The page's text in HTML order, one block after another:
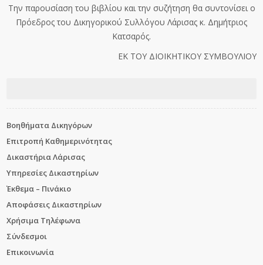
Την παρουσίαση του βιβλίου και την συζήτηση θα συντονίσει ο
Πρόεδρος του Δικηγορικού Συλλόγου Λάρισας κ. Δημήτριος
Κατσαρός.
ΕΚ ΤΟΥ ΔΙΟΙΚΗΤΙΚΟΥ ΣΥΜΒΟΥΛΙΟΥ
Βοηθήματα Δικηγόρων
Επιτροπή Καθημερινότητας
Δικαστήρια Λάρισας
Υπηρεσίες Δικαστηρίων
Έκθεμα – Πινάκιο
Αποφάσεις Δικαστηρίων
Χρήσιμα Τηλέφωνα
Σύνδεσμοι
Επικοινωνία